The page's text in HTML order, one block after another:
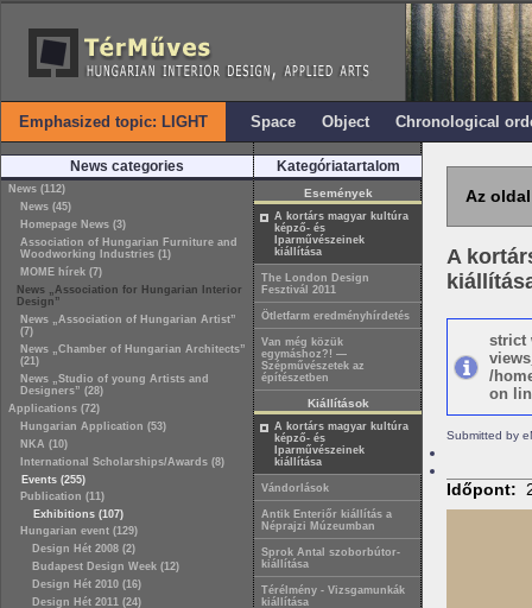
Emphasized topic: LIGHT Space Object Chronological
News categories
News (112)
News (45)
Homepage News (3)
Association of Hungarian Furniture and
Woodworking Industries (1)
MOME hírek (7)
News „Association for Hungarian Interior
Design”
News „Association of Hungarian Artist”
(7)
News „Chamber of Hungarian Architects”
(21)
News „Studio of young Artists and
Designers” (28)
Applications (72)
Hungarian Application (53)
NKA (10)
International Scholarships/Awards (8)
Events (255)
Publication (11)
Exhibitions (107)
Hungarian event (129)
Design Hét 2008 (2)
Budapest Design Week (12)
Design Hét 2010 (16)
Design Hét 2011 (24)
Kategóriatartalom
Események
A kortárs magyar kultúra
képző- és
Iparművészeinek
kiállítása
The London Design
Fesztivál 2011
Ötletfarm eredményhírdetés
Van még közük
egymáshoz?! —
Szépművészetek az
építészetben
Kiállítások
A kortárs magyar kultúra
képző- és
Iparművészeinek
kiállítása
Vándorlások
Antik Enteriőr kiállítás a
Néprajzi Múzeumban
Sprok Antal szoborbútor-
kiállítása
Térélmény - Vizsgamunkák
kiállítása
Az
A
strict
/
on
Submitted by
Időpont: